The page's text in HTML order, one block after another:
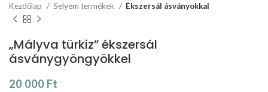
Kezdőlap Selyem termékek Ékszersál ásványokkal
„Mályva türkiz” ékszersál
ásványgyöngyökkel
20 000 Ft